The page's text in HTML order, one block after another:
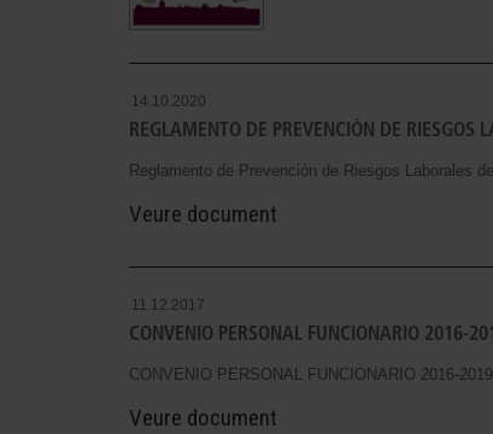
14.10.2020
REGLAMENTO DE PREVENCIÓN DE
Reglamento de Prevención de Riesgos Laborales
Veure document
11.12.2017
CONVENIO PERSONAL FUNCIONARIO 2016-
CONVENIO PERSONAL FUNCIONARIO 2016-
Veure document